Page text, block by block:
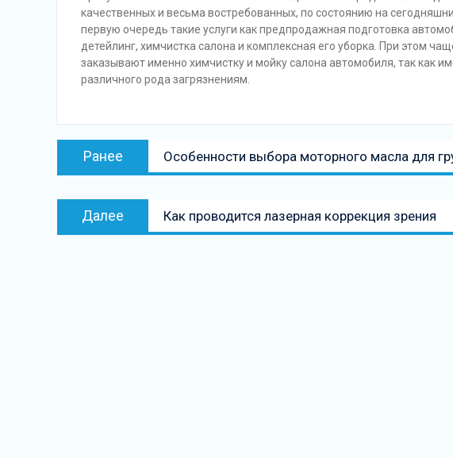
качественных и весьма востребованных, по состоянию на
первую очередь такие услуги как предпродажная подготовка
детейлинг, химчистка салона и комплексная его уборка. При этом
заказывают именно химчистку и мойку салона автомобиля, так как
различного рода загрязнениям.
Навигация
Ранее
Предыдущая
запись:
Особенности выбора моторного масла для
Далее
Следующая
запись
Как проводится лазерная коррекция зрения